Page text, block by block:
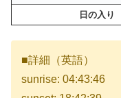
日の入り
■詳細（英語）
sunrise: 04:43:46